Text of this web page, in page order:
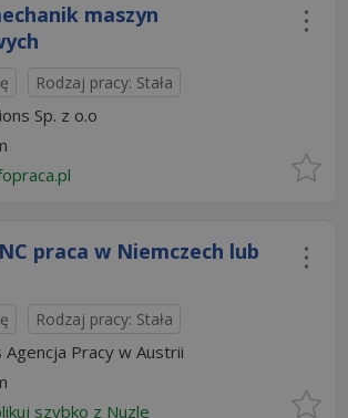
maszyn
Rodzaj pracy: Stała
Sp. z o.o
praca w Niemczech lub
Rodzaj pracy: Stała
Agencja Pracy w Austrii
szybko z Nuzle